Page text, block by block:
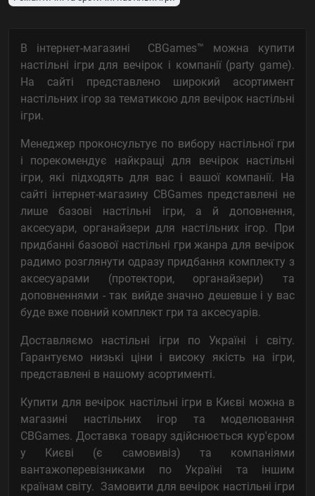
Стратегічні
Рольові Пригодницькі
Логічні
Жахи Економічні Детективні
Варгейми
Вікторини
Історичні
В інтернет-магазині CBGames™ можна купити
настільні ігри для вечірок і компанії (party game).
На сайті представлено широкий асортимент
настільних ігор за тематикою для вечірок настільні
ігри.
Менеджер проконсультує по вибору настільної гри
і порекомендує найкращі для вечірок настільні
ігри, які підходять для вас і вашої компанії. На
сайті інтернет-магазину CBGames представлені не
лише базові настільні ігри, а й доповнення,
аксесуари, органайзери для настільних ігор. При
придбанні базової настільні гри жанра для вечірок
радимо розглянути одразу придбання комплекту з
аксесуарами (протектори, органайзери) та
доповненнями - так вийде значно дешевше і у вас
буде вже повний комплект гри та аксесуарів.
Доставляємо настільні ігри по Україні і світу.
Гарантуємо низькі ціни і високу якість на ігри,
представлені в нашому асортименті.
Купити для вечірок настільні ігри в Києві можна в
магазині настільних ігор та моделювання
CBGames. Доставка товару здійснюється кур'єром
у Києві (є самовивіз) та компаніями
вантажоперевізниками по Україні та іншим
країнам світу. Замовити для вечірок настільні ігри